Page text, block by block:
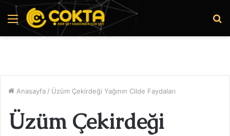
Menü
Anasayfa / Üzüm Çekirdeği Yağının Cilde Faydaları
Üzüm Çekirdeği